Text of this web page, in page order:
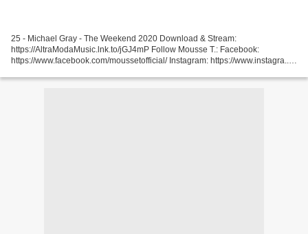
25 - Michael Gray - The Weekend 2020 Download & Stream:
https://AltraModaMusic.lnk.to/jGJ4mP Follow Mousse T.: Facebook:
https://www.facebook.com/moussetofficial/ Instagram: https://www.instagra...